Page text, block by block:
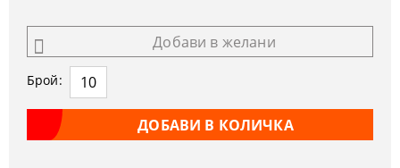
Добави в желани
Брой: